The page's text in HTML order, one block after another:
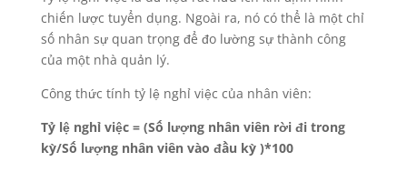
chiến lược tuyển dụng. Ngoài ra, nó có thể là một chỉ
số nhân sự quan trọng để đo lường sự thành công
của một nhà quản lý.
Công thức tính tỷ lệ nghỉ việc của nhân viên:
Tỷ lệ nghỉ việc = (Số lượng nhân viên rời đi trong
kỳ/Số lượng nhân viên vào đầu kỳ )*100